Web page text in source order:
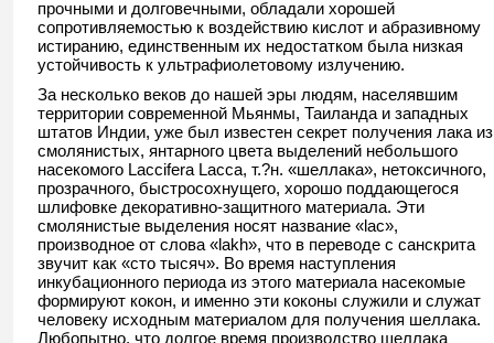
прочными и долговечными, обладали хорошей
сопротивляемостью к воздействию кислот и абразивному
истиранию, единственным их недостатком была низкая
устойчивость к ультрафиолетовому излучению.
За несколько веков до нашей эры людям, населявшим
территории современной Мьянмы, Таиланда и западных
штатов Индии, уже был известен секрет получения лака из
смолянистых, янтарного цвета выделений небольшого
насекомого Laccifera Lacca, т.?н. «шеллака», нетоксичного,
прозрачного, быстросохнущего, хорошо поддающегося
шлифовке декоративно-защитного материала. Эти
смолянистые выделения носят название «lac»,
производное от слова «lakh», что в переводе с санскрита
звучит как «сто тысяч». Во время наступления
инкубационного периода из этого материала насекомые
формируют кокон, и именно эти коконы служили и служат
человеку исходным материалом для получения шеллака.
Любопытно, что долгое время производство шеллака